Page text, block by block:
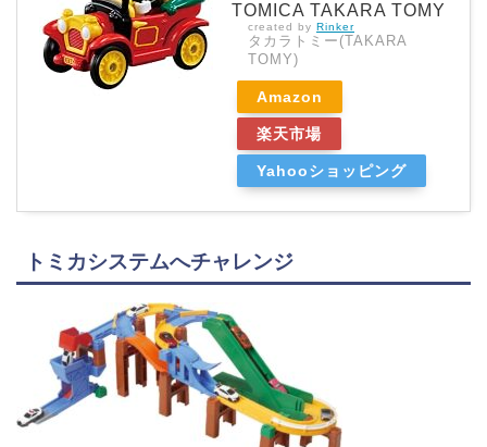
TOMICA TAKARA TOMY
created by Rinker
タカラトミー(TAKARA
TOMY)
Amazon
楽天市場
Yahooショッピング
トミカシステムへチャレンジ